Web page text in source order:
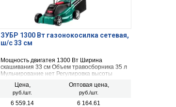
ЗУБР 1300 Вт газонокосилка сетевая,
ш/с 33 см
Мощность двигатея 1300 Вт Ширина
скашивания 33 см Объем травосборника 35 л
Мульчирование нет Регулировка высоты
Цена,
руб./шт.
Оптовая цена,
руб./шт.
6 559.14 6 164.61